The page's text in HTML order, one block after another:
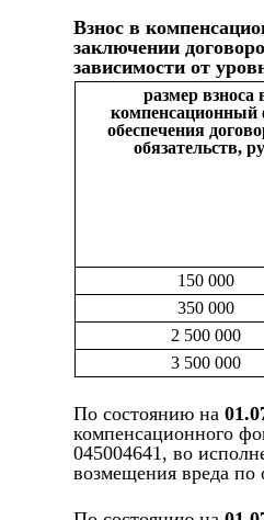
Взнос в
заключении
зависимости от
размер взноса
компенсационный
обеспечения
обязательств,
150 000
350 000
2 500 000
3 500 000
По состоянию на
компенсационного
045004641, во
возмещения вреда по